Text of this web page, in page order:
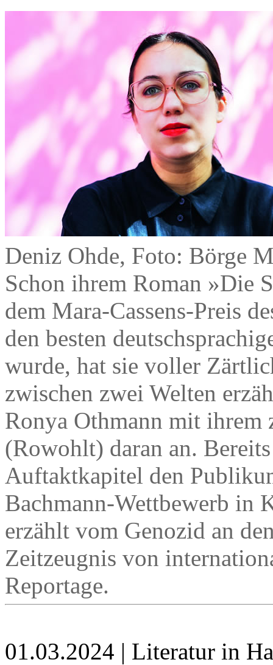
Deniz Ohde, Foto: Börge
Schon ihrem Roman »Die
dem Mara-Cassens-Preis
den besten
wurde, hat sie voller
zwischen zwei Welten
Ronya Othmann mit ihrem
(Rowohlt) daran an.
Auftaktkapitel den
Bachmann-Wettbewerb in
erzählt vom Genozid an
Zeitzeugnis von
Reportage.
01.03.2024 | Literatur in